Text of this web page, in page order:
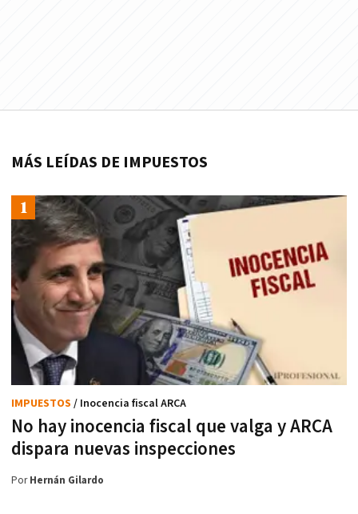
MÁS LEÍDAS DE IMPUESTOS
No hay inocencia fiscal que valga y ARCA
dispara nuevas inspecciones
IMPUESTOS / Inocencia fiscal ARCA
PorHernán Gilardo